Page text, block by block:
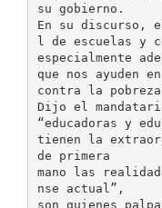
su gobierno.
En su discurso,
l de escuelas y
especialmente
que nos ayuden
contra la
Dijo el
“educadoras y
tienen la
de primera
mano las
nse actual”,
son quienes